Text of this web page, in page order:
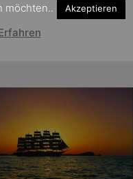
möchten..
Akzeptieren